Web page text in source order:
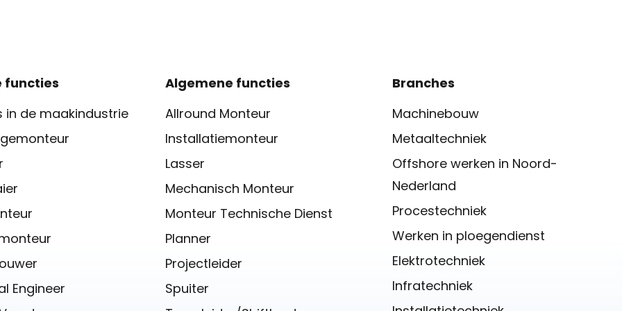
functies
in de maakindustrie
Engineer
Algemene functies
Allround Monteur
Installatiemonteur
Lasser
Mechanisch Monteur
Monteur Technische Dienst
Planner
Projectleider
Spuiter
Branches
Machinebouw
Metaaltechniek
Offshore werken in Noord-
Nederland
Procestechniek
Werken in ploegendienst
Elektrotechniek
Infratechniek